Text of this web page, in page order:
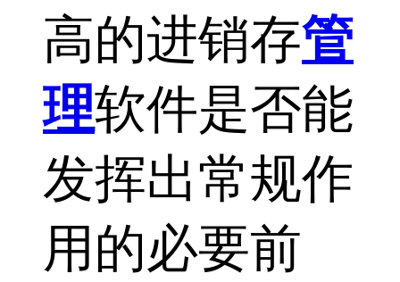
高的进销存管
理软件是否能
发挥出常规作
用的必要前